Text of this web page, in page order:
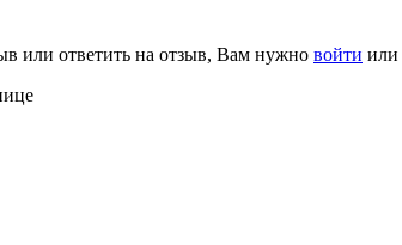
или ответить на отзыв, Вам нужно войти или